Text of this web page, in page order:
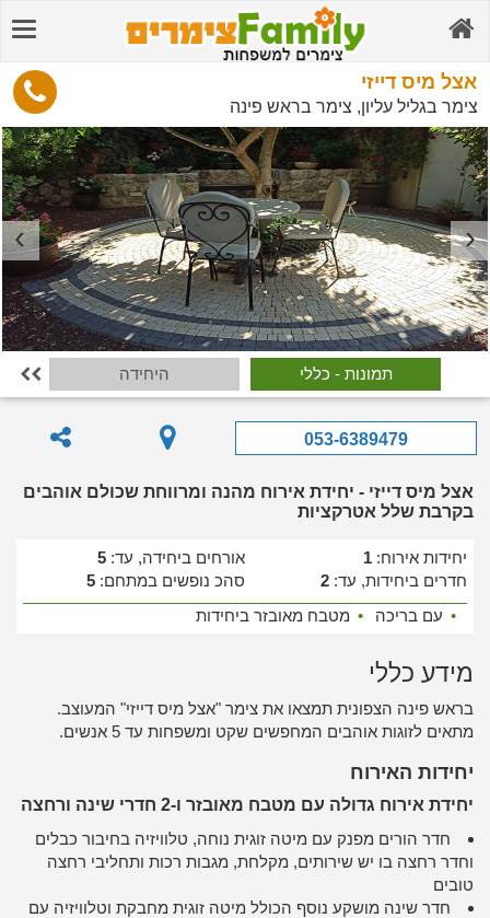
אצל מיס דייזי
צימר בגליל עליון, צימר בראש פינה
תמונות - כללי היחידה 
053-6389479
אצל מיס דייזי - יחידת אירוח מהנה ומרווחת שכולם אוהבים
בקרבת שלל אטרקציות
יחידות אירוח: 1 אורחים ביחידה, עד: 5
חדרים ביחידות, עד: 2 סהכ נופשים במתחם: 5
• עם בריכה • מטבח מאובזר ביחידות
מידע כללי
בראש פינה הצפונית תמצאו את צימר "אצל מיס דייזי" המעוצב.
מתאים לזוגות אוהבים המחפשים שקט ומשפחות עד 5 אנשים.
יחידות האירוח
יחידת אירוח גדולה עם מטבח מאובזר ו-2 חדרי שינה ורחצה
חדר הורים מפנק עם מיטה זוגית נוחה, טלוויזיה בחיבור כבלים
וחדר רחצה בו יש שירותים, מקלחת, מגבות רכות ותחליבי רחצה
טובים
חדר שינה מושקע נוסף הכולל מיטה זוגית מחבקת וטלוויזיה עם